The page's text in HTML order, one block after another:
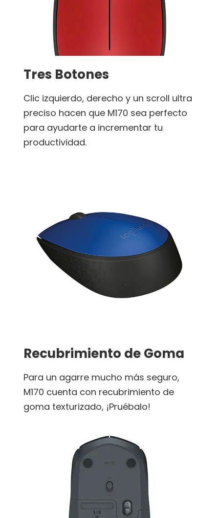
Tres Botones
Clic izquierdo, derecho y un scroll ultra
preciso hacen que M170 sea perfecto
para ayudarte a incrementar tu
productividad.
Recubrimiento de Goma
Para un agarre mucho más seguro,
M170 cuenta con recubrimiento de
goma texturizado, ¡Pruébalo!